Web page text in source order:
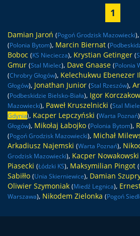
1
Damian Jaroń (Pogoń Grodzisk Mazowiecki),
(Polonia Bytom), Marcin Biernat (
Boboc (KS Nieciecza), Krystian Getinger (
Gmur (Stal Mielec), Dave Gnaase (Polonia
(Chrobry Głogów), Kelechukwu Ebenezer
Głogów), Jonathan Junior (Stal Rzeszów),
(Podbeskidzie Bielsko-Biała), Igor
Mazowiecki), Paweł Kruszelnicki (Stal
Gdynia), Kacper Lepczyński (Warta Poznań)
Głogów), Mikołaj Łabojko (Polonia Bytom),
(Pogoń Grodzisk Mazowiecki), Michał
Arkadiusz Najemski (Warta Poznań),
Grodzisk Mazowiecki), Kacper Nowakowski
Piasecki (Łódzki KS), Maksymilian Pingot (
Sabiłło (Unia Skierniewice), Damian
Oliwier Szymoniak (Miedź Legnica),
Warszawa), Nikodem Zielonka (Pogoń